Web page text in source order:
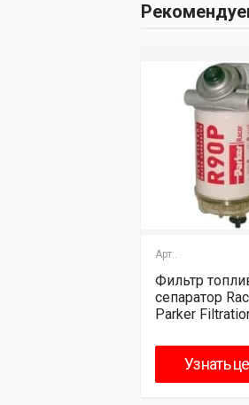
Арт:.
Фильтр
сепаратор
Parker
Узнать